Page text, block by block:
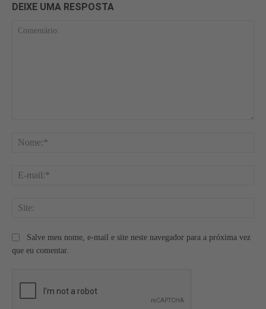
DEIXE UMA RESPOSTA
Salve meu nome, e-mail e site neste navegador para a próxima vez
que eu comentar.